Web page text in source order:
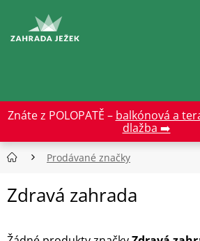
obsah
Znáte z POLOPATĚ – balkónová a
dlažba ➡️
Prodávané značky
Zdravá zahrada